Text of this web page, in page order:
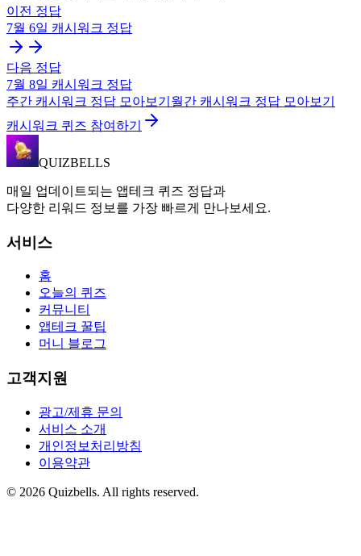
이전 정답
7월 6일 캐시워크 정답
다음 정답
7월 8일 캐시워크 정답
주간 캐시워크 정답 모아보기 월간 캐시워크 정답 모아보기
캐시워크 퀴즈 참여하기
QUIZBELLS
매일 업데이트되는 앱테크 퀴즈 정답과
다양한 리워드 정보를 가장 빠르게 만나보세요.
서비스
홈
오늘의 퀴즈
커뮤니티
앱테크 꿀팁
머니 블로그
고객지원
광고/제휴 문의
서비스 소개
개인정보처리방침
이용약관
© 2026 Quizbells. All rights reserved.